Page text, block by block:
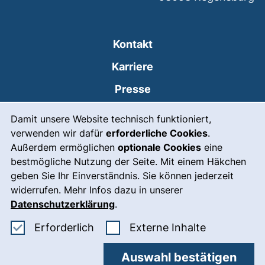
Damit unsere Website technisch funktioniert,
verwenden wir dafür erforderliche Cookies.
Außerdem ermöglichen optionale Cookies eine
bestmögliche Nutzung der Seite. Mit einem Häkchen
geben Sie Ihr Einverständnis. Sie können jederzeit
widerrufen. Mehr Infos dazu in unserer
Datenschutzerklärung.
Erforderlich Erforderliche Cookies akzeptieren
Externe Inhalte: Externe
Auswahl bestätigen
Kontakt
Karriere
Presse
Leichte Sprache
Gebärdensprache
Notfall(externer Link, öffnet
Impressum
Barrierefreiheit
Datenschutz